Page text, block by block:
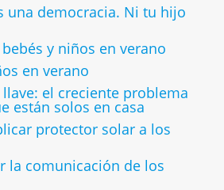
una democracia. Ni tu hijo
y niños en verano
en verano
el creciente problema
están solos en casa
protector solar a los
la comunicación de los